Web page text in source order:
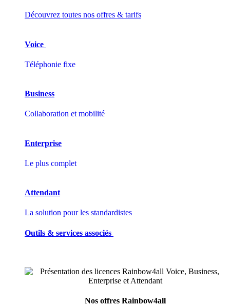
Découvrez toutes nos offres & tarifs
Voice
Téléphonie fixe
Business
Collaboration et mobilité
Enterprise
Le plus complet
Attendant
La solution pour les standardistes
Outils & services associés
Nos offres Rainbow4all